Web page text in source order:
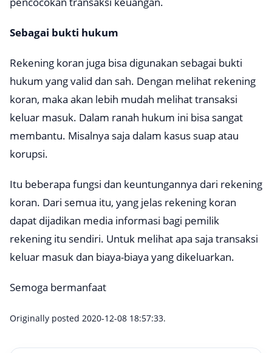
Sebagai bukti hukum
Rekening koran juga bisa digunakan sebagai bukti
hukum yang valid dan sah. Dengan melihat rekening
koran, maka akan lebih mudah melihat transaksi
keluar masuk. Dalam ranah hukum ini bisa sangat
membantu. Misalnya saja dalam kasus suap atau
korupsi.
Itu beberapa fungsi dan keuntungannya dari rekening
koran. Dari semua itu, yang jelas rekening koran
dapat dijadikan media informasi bagi pemilik
rekening itu sendiri. Untuk melihat apa saja transaksi
keluar masuk dan biaya-biaya yang dikeluarkan.
Semoga bermanfaat
Originally posted 2020-12-08 18:57:33.